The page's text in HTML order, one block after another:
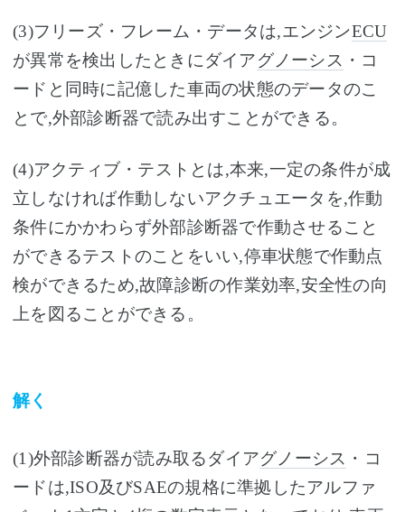
(3)フリーズ・フレーム・データは,エンジンECU
が異常を検出したときにダイアグノーシス ・コ
ードと同時に記億した車両の状態のデータのこ
とで,外部診断器で読み出すことができる。
(4)アクティブ・テストとは,本来,一定の条件が成
立しなければ作動しないアクチュエータを,作動
条件にかかわらず外部診断器で作動させること
ができるテストのことをいい,停車状態で作動点
検ができるため,故障診断の作業効率,安全性の向
上を図ることができる。
解く
(1)外部診断器が読み取るダイアグノーシス ・コ
ードは,ISO及びSAEの規格に準拠したアルファ